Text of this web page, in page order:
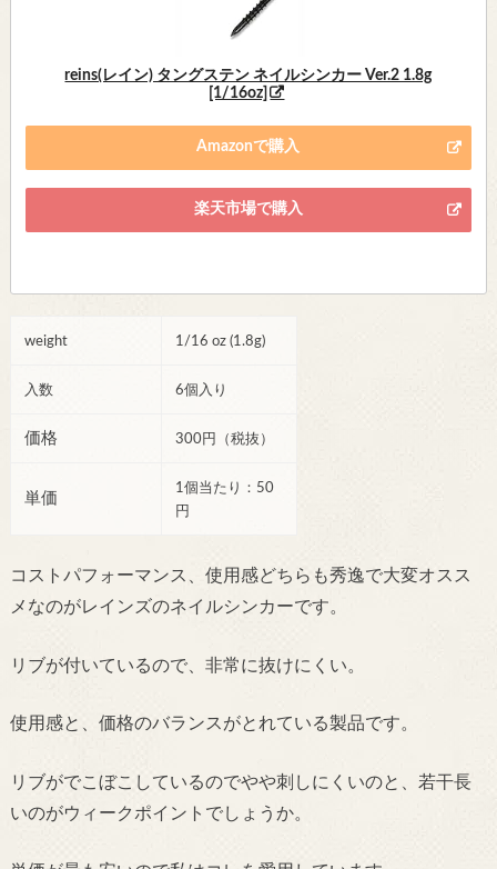
reins(レイン) タングステン ネイルシンカー Ver.2 1.8g
[1/16oz]
Amazonで購入
楽天市場で購入
weight 1/16 oz (1.8g)
入数 6個入り
価格 300円（税抜）
単価
1個当たり：50
円
コストパフォーマンス、使用感どちらも秀逸で大変オスス
メなのがレインズのネイルシンカーです。
リブが付いているので、非常に抜けにくい。
使用感と、価格のバランスがとれている製品です。
リブがでこぼこしているのでやや刺しにくいのと、若干長
いのがウィークポイントでしょうか。